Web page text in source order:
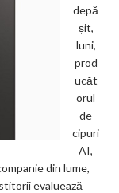
depă
șit,
luni,
prod
ucăt
orul
de
cipuri
AI,
din lume,
evaluează